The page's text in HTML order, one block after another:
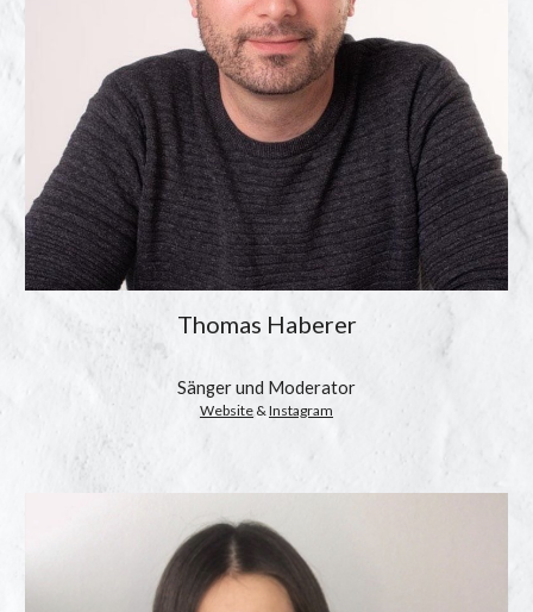
Thomas Haberer
Sänger und Moderator
Website & Instagram